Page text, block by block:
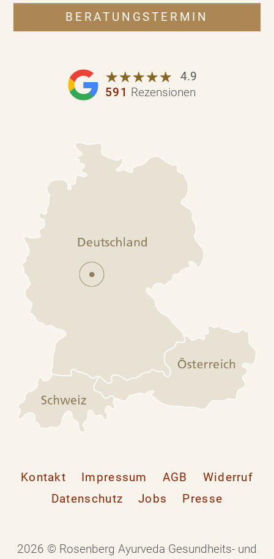
BERATUNGSTERMIN
☆☆☆☆☆
★★★★★
4.9
591 Rezensionen
Kontakt Impressum AGB
Widerruf
Datenschutz
Jobs Presse
2026 © Rosenberg Ayurveda Gesundheits- und